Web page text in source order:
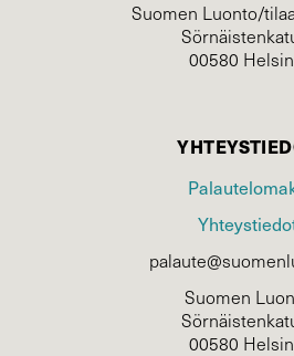
Suomen Luonto/
00580
Suomen
00580